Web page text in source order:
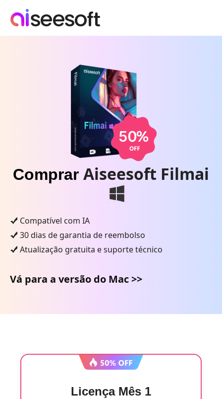
Comprar Aiseesoft Filmai
Compatível com IA
30 dias de garantia de reembolso
Atualização gratuita e suporte técnico
Vá para a versão do Mac >>
Licença Mês 1